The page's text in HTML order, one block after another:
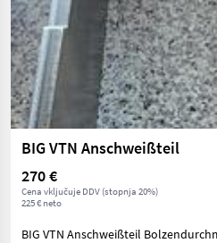
BIG VTN Anschweißteil
270 €
Cena vključuje DDV (stopnja 20%)
225 € neto
BIG VTN Anschweißteil